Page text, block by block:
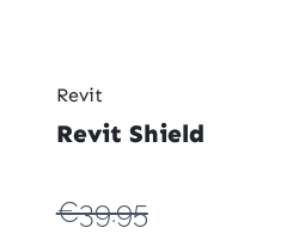
Revit
Revit Shield
€39.95